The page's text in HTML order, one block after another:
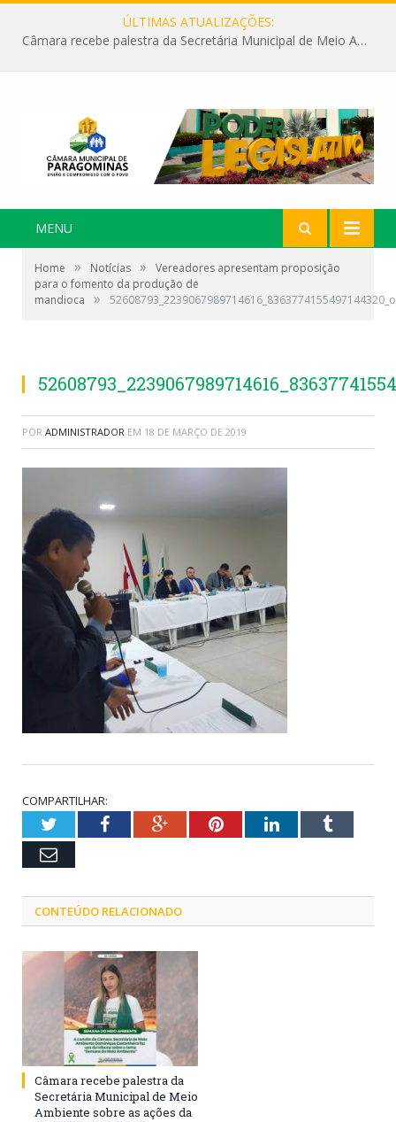
ÚLTIMAS ATUALIZAÇÕES:
Câmara recebe palestra da Secretária Municipal de Meio Ambiente sobre as ações da “SEMANA DO MEIO AMBIENTE”
MENU
Home » Notícias »
Vereadores apresentam proposição
para o fomento da produção de
mandioca
» 52608793_2239067989714616_8363774155497144320_o
POR ADMINISTRADOR EM 18 DE MARÇO DE 2019
COMPARTILHAR:
TwitterFacebookGoogle+PinterestLinkedInTumblr
Email
CONTEÚDO RELACIONADO
Câmara recebe palestra da
Secretária Municipal de Meio
Ambiente sobre as ações da